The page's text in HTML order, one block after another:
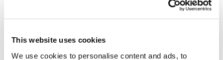
This website uses cookies
We use cookies to personalise content and ads, to
NOTICIAS NOTICIAS